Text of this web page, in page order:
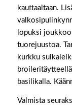
kauttaaltaan.
lopuksi
tuorejuustoa.
kurkku
basilikalla.
Valmista